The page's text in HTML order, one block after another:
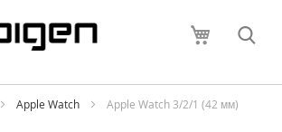
Моя
Apple Watch Apple Watch 3/2/1 (42 мм)